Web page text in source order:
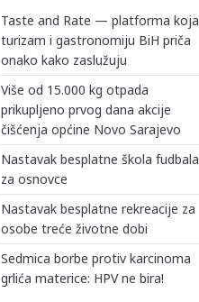
Taste and Rate — platforma koja
turizam i gastronomiju BiH priča
onako kako zaslužuju
Više od 15.000 kg otpada
prikupljeno prvog dana akcije
čišćenja općine Novo Sarajevo
Nastavak besplatne škola fudbala
za osnovce
Nastavak besplatne rekreacije za
osobe treće životne dobi
Sedmica borbe protiv karcinoma
grlića materice: HPV ne bira!